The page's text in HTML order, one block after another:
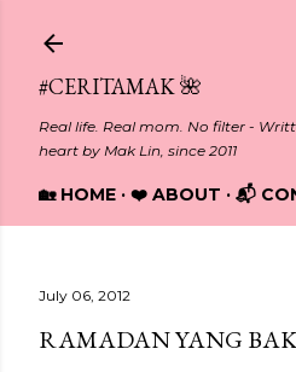
#CERITAMAK 🌺
Real life. Real mom. No filter -
heart by Mak Lin, since 2011
🏡 HOME ❤️ ABOUT 📬
July 06, 2012
RAMADAN YANG